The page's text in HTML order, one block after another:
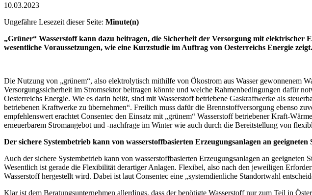
10.03.2023
Ungefähre Lesezeit dieser Seite: Minute(n)
„Grüner“ Wasserstoff kann dazu beitragen, die Sicherheit der Versorgung mit
wesentliche Voraussetzungen, wie eine Kurzstudie im Auftrag von Oesterreichs Energie zeigt.
Die Nutzung von „grünem“, also elektrolytisch mithilfe von Ökostrom aus Wasser gewonnenem
Versorgungssicherheit im Stromsektor beitragen könnte und welche Rahmenbedingungen dafür
Oesterreichs Energie. Wie es darin heißt, sind mit Wasserstoff betriebene Gaskraftwerke als
betriebenen Kraftwerke zu übernehmen“. Freilich muss dafür die Brennstoffversorgung ebenso
empfehlenswert erachtet Consentec den Einsatz mit „grünem“ Wasserstoff betriebener Kraft-
erneuerbarem Stromangebot und -nachfrage im Winter wie auch durch die Bereitstellung von
Der sichere Systembetrieb kann von wasserstoff­basierten Erzeugungs­anlagen an
Auch der sichere Systembetrieb kann von wasserstoffbasierten Erzeugungsanlagen an
Wesentlich ist gerade die Flexibilität derartiger Anlagen. Flexibel, also nach den jeweiligen
Wasserstoff hergestellt wird. Dabei ist laut Consentec eine „systemdienliche Standortwahl
Klar ist dem Beratungsunternehmen allerdings, dass der benötigte Wasserstoff nur zum Teil in